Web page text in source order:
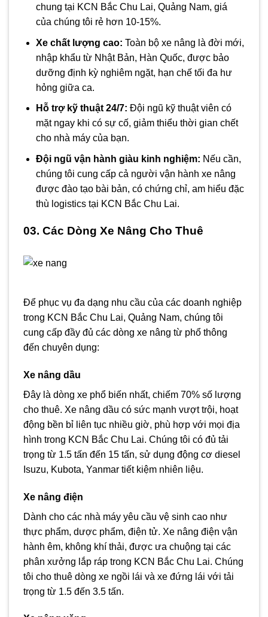
chung tại KCN Bắc Chu Lai, Quảng Nam, giá
của chúng tôi rẻ hơn 10-15%.
Xe chất lượng cao: Toàn bộ xe nâng là đời mới,
nhập khẩu từ Nhật Bản, Hàn Quốc, được bảo
dưỡng định kỳ nghiêm ngặt, hạn chế tối đa hư
hỏng giữa ca.
Hỗ trợ kỹ thuật 24/7: Đội ngũ kỹ thuật viên có
mặt ngay khi có sự cố, giảm thiểu thời gian chết
cho nhà máy của bạn.
Đội ngũ vận hành giàu kinh nghiệm: Nếu cần,
chúng tôi cung cấp cả người vận hành xe nâng
được đào tạo bài bản, có chứng chỉ, am hiểu đặc
thù logistics tại KCN Bắc Chu Lai.
03. Các Dòng Xe Nâng Cho Thuê
Để phục vụ đa dạng nhu cầu của các doanh nghiệp
trong KCN Bắc Chu Lai, Quảng Nam, chúng tôi
cung cấp đầy đủ các dòng xe nâng từ phổ thông
đến chuyên dụng:
Xe nâng dầu
Đây là dòng xe phổ biến nhất, chiếm 70% số lượng
cho thuê. Xe nâng dầu có sức mạnh vượt trội, hoạt
động bền bỉ liên tục nhiều giờ, phù hợp với mọi địa
hình trong KCN Bắc Chu Lai. Chúng tôi có đủ tải
trọng từ 1.5 tấn đến 15 tấn, sử dụng động cơ diesel
Isuzu, Kubota, Yanmar tiết kiệm nhiên liệu.
Xe nâng điện
Dành cho các nhà máy yêu cầu vệ sinh cao như
thực phẩm, dược phẩm, điện tử. Xe nâng điện vận
hành êm, không khí thải, được ưa chuộng tại các
phân xưởng lắp ráp trong KCN Bắc Chu Lai. Chúng
tôi cho thuê dòng xe ngồi lái và xe đứng lái với tải
trọng từ 1.5 đến 3.5 tấn.